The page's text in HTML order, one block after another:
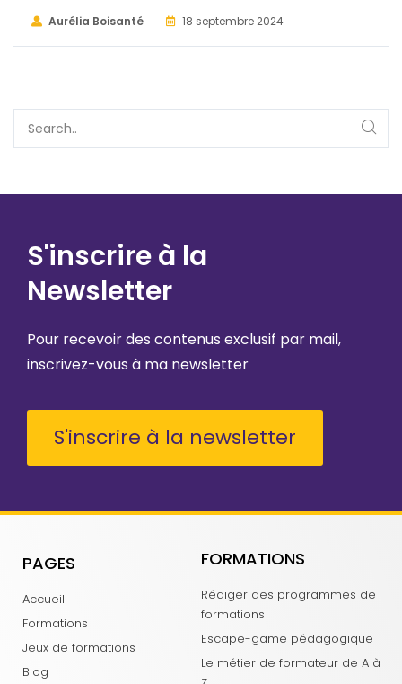
Aurélia Boisanté 18 septembre 2024
S'inscrire à la
Newsletter
Pour recevoir des contenus exclusif par mail,
inscrivez-vous à ma newsletter
S'inscrire à la newsletter
PAGES
Accueil
Formations
Jeux de formations
Blog
FORMATIONS
Rédiger des programmes de
formations
Escape-game pédagogique
Le métier de formateur de A à